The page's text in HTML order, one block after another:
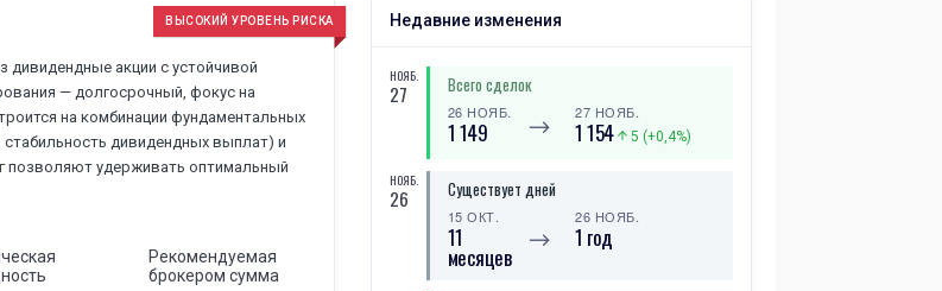
ВЫСОКИЙ УРОВЕНЬ РИСКА
дивидендные акции с устойчивой
— долгосрочный, фокус на
на комбинации фундаментальных
стабильность дивидендных выплат) и
позволяют удерживать оптимальный
Рекомендуемая
брокером сумма
Недавние изменения
НОЯБ.
27 Всего сделок
26 НОЯБ.
1 149 ⟶
27 НОЯБ.
1 154 5 (+0,4%)
НОЯБ.
26 Существует дней
15 ОКТ.
11
месяцев
⟶
26 НОЯБ.
1 год